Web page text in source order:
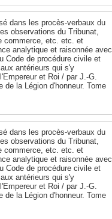
dans les procès-verbaux du
observations du Tribunat,
commerce, etc. etc. et
analytique et raisonnée avec
Code de procédure civile et
antérieurs qui s'y
et Roi / par J.-G.
de la Légion d'honneur. Tome
dans les procès-verbaux du
observations du Tribunat,
commerce, etc. etc. et
analytique et raisonnée avec
Code de procédure civile et
antérieurs qui s'y
et Roi / par J.-G.
de la Légion d'honneur. Tome